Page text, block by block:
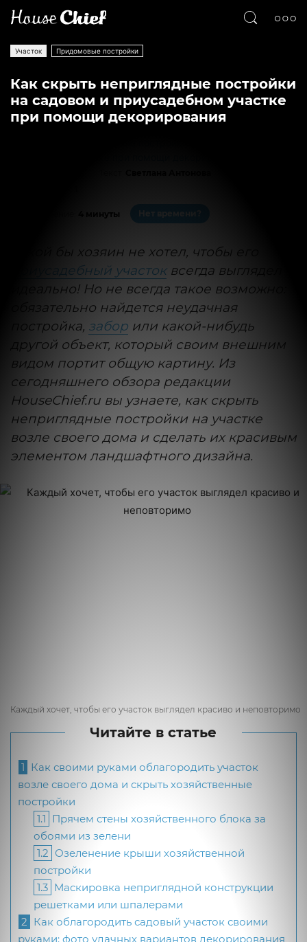
Участок Придомовые постройки
Как скрыть неприглядные постройки
на садовом и приусадебном участке
при помощи декорирования
4 минуты Нет времени?
Какой бы хозяин не хотел, чтобы его
приусадебный участоквсегда выглядел
идеально! Но не всегда такое возможно:
обязательно найдется неудачная
постройка, забор или какой-нибудь
другой объект, который своим внешним
видом портит общую картину. Из
сегодняшнего обзора редакции
HouseChief.ru вы узнаете, как скрыть
неприглядные постройки на участке
возле своего дома и сделать их красивым
элементом ландшафтного дизайна.
Каждый хочет, чтобы его участок выглядел красиво и неповторимо
Читайте в статье
1 Как своими руками облагородить участок
возле своего дома и скрыть хозяйственные
постройки
1.1 Прячем стены хозяйственного блока за
обоями из зелени
1.2 Озеленение крыши хозяйственной
постройки
1.3 Маскировка неприглядной конструкции
решетками или шпалерами
2 Как облагородить садовый участок своими
руками: фото удачных вариантов декорирования